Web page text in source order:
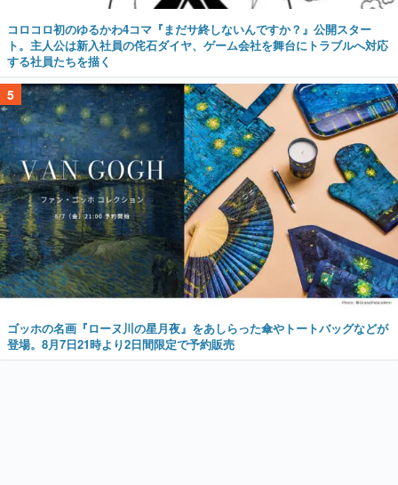
コロコロ初のゆるかわ4コマ『まだサ終しないんですか？』公開スター
ト。主人公は新入社員の侘石ダイヤ、ゲーム会社を舞台にトラブルへ対応
する社員たちを描く
5
ゴッホの名画『ローヌ川の星月夜』をあしらった傘やトートバッグなどが
登場。8月7日21時より2日間限定で予約販売